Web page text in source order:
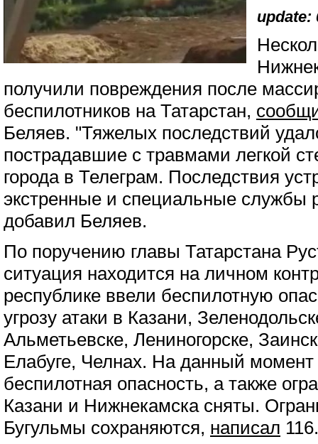
update:
получили повреждения после
беспилотников на Татарстан,
Беляев. "Тяжелых последствий
пострадавшие с травмами легкой
города в Телеграм. Последствия
экстренные и специальные службы
добавил Беляев.
По поручению главы Татарстана
ситуация находится на личном
республике ввели беспилотную
угрозу атаки в Казани,
Альметьевске, Лениногорске,
Елабуге, Челнах. На данный момент
беспилотная опасность, а также
Казани и Нижнекамска сняты.
Бугульмы сохраняются, написал